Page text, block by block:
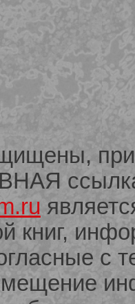
ссылка
книг,
с